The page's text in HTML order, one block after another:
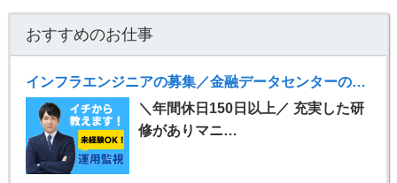
おすすめのお仕事
インフラエンジニアの募集／金融データセンターの運用監視
＼年間休日150日以上／ 充実した研
修がありマニ…